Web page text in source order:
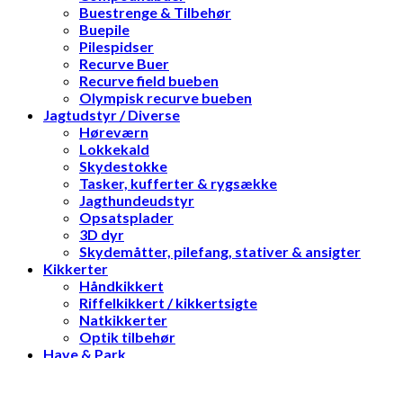
Buestrenge & Tilbehør
Buepile
Pilespidser
Recurve Buer
Recurve field bueben
Olympisk recurve bueben
Jagtudstyr / Diverse
Høreværn
Lokkekald
Skydestokke
Tasker, kufferter & rygsække
Jagthundeudstyr
Opsatsplader
3D dyr
Skydemåtter, pilefang, stativer & ansigter
Kikkerter
Håndkikkert
Riffelkikkert / kikkertsigte
Natkikkerter
Optik tilbehør
Have & Park